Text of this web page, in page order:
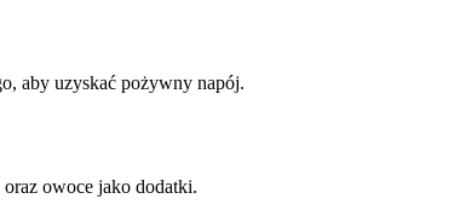
aby uzyskać pożywny napój.
owoce jako dodatki.